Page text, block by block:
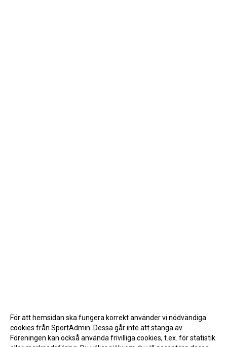
För att hemsidan ska fungera korrekt använder vi nödvändiga
cookies från SportAdmin. Dessa går inte att stänga av.
Föreningen kan också använda frivilliga cookies, t.ex. för statistik